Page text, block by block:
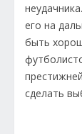
его на
быть
сделать